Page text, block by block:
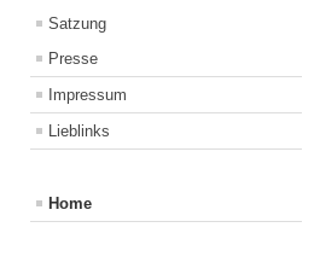
Satzung
Presse
Impressum
Lieblinks
Home